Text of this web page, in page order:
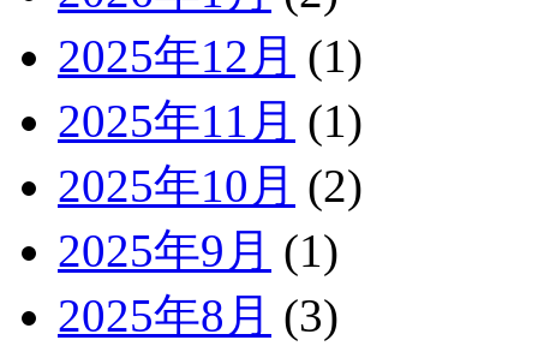
2025年12月 (1)
2025年11月 (1)
2025年10月 (2)
2025年9月 (1)
2025年8月 (3)